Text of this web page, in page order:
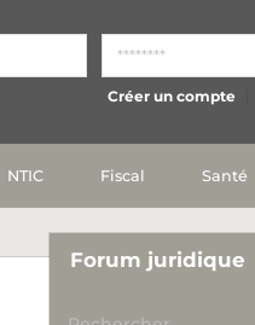
Créer un compte
NTIC Fiscal Santé
Forum juridique